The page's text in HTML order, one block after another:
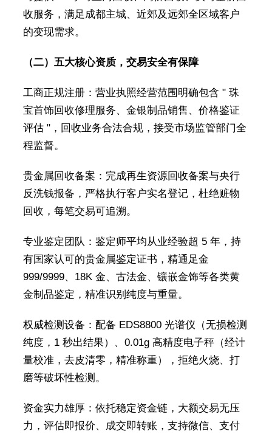
收服务，满足成都主城、近郊及远郊全区域客户
的变现需求。
（二）五大核心资质，交易安全有保障
工商正规注册：营业执照经营范围明确包含 " 珠
宝首饰回收修理服务、金银制品销售、价格鉴证
评估 "，回收业务合法合规，接受市场监管部门全
程监督。
贵金属回收备案：完成再生资源回收备案与央行
反洗钱报备，严格执行客户实名登记，杜绝赃物
回收，每笔交易可追溯。
专业鉴定团队：鉴定师平均从业经验超 5 年，持
有国家认可的贵金属鉴定证书，精通足金
999/9999、18K 金、古法金、镶嵌金饰等各类黄
金制品鉴定，精准识别纯度与重量。
权威检测设备：配备 EDS8800 光谱仪（无损检测
纯度，1 秒出结果）、0.01g 高精度电子秤（经计
量校准，去皮清零，精准称重），拒绝火烧、打
磨等破坏性检测。
资金实力雄厚：依托稳定资金链，大额交易无压
力，评估即报价、成交即转账，支持微信、支付